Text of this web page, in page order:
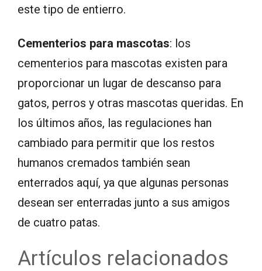
este tipo de entierro.
Cementerios para mascotas: los
cementerios para mascotas existen para
proporcionar un lugar de descanso para
gatos, perros y otras mascotas queridas. En
los últimos años, las regulaciones han
cambiado para permitir que los restos
humanos cremados también sean
enterrados aquí, ya que algunas personas
desean ser enterradas junto a sus amigos
de cuatro patas.
Artículos relacionados